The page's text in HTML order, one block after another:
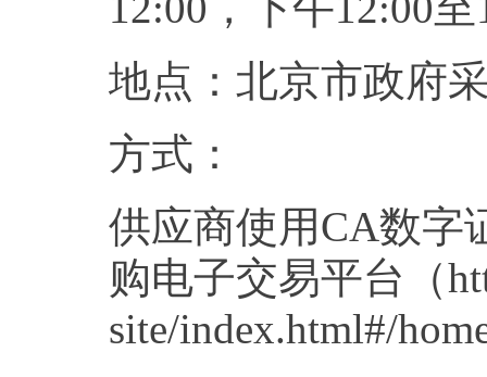
地点：北京市政府
方式：
供应商使用CA数字
购电子交易平台（
site/index.html#/